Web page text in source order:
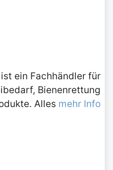
ein Fachhändler für
Bienenrettung
Alles mehr Info